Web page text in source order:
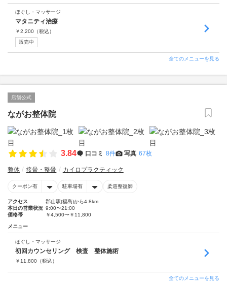
ほぐし・マッサージ
マタニティ治療
￥2,200 （税込）
販売中
全てのメニューを見る
店舗公式
ながお整体院
3.84 口コミ 8件 写真 67枚
整体 接骨・整骨 カイロプラクティック
クーポン有 駐車場有 柔道整復師
アクセス
郡山駅(福島)から4.8km
本日の営業状況 9:00〜21:00
価格帯
￥4,500〜￥11,800
メニュー
ほぐし・マッサージ
初回カウンセリング 検査 整体施術
￥ 11,800 （税込）
全てのメニューを見る